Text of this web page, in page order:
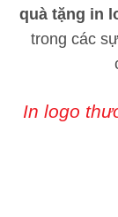
quà tặng in
trong các
In logo